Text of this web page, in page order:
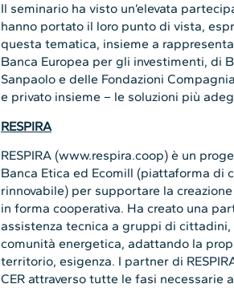
Il seminario ha visto un’elevata
hanno portato il loro punto di vista,
questa tematica, insieme a
Banca Europea per gli investimenti, di
Sanpaolo e delle Fondazioni
e privato insieme – le soluzioni più
RESPIRA
RESPIRA (www.respira.coop) è un
Banca Etica ed Ecomill (piattaforma
rinnovabile) per supportare la
in forma cooperativa. Ha creato una
assistenza tecnica a gruppi di cittadini,
comunità energetica, adattando la
territorio, esigenza. I partner di
CER attraverso tutte le fasi necessarie